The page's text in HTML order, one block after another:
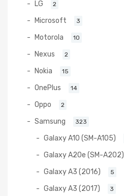
LG 2
Microsoft 3
Motorola 10
Nexus 2
Nokia 15
OnePlus 14
Oppo 2
Samsung 323
Galaxy A10 (SM-A105)
Galaxy A20e (SM-A202)
Galaxy A3 (2016) 5
Galaxy A3 (2017) 3